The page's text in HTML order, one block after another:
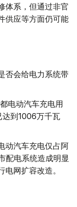
体系，但通过非官
供应等方面仍可能
否会给电力系统带
电动汽车充电用
到1006万千瓦
动汽车充电仅占阿
配电系统造成明显
网扩容改造。